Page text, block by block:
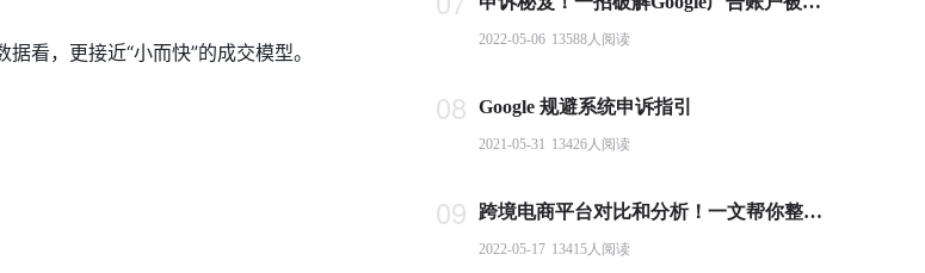
看，更接近“小而快”的成交模型。
2022-05-06 13588人阅读
08 Google 规避系统申诉指引
2021-05-31 13426人阅读
09 跨境电商平台对比和分析！一文帮你整理全球主流电商平台
2022-05-17 13415人阅读